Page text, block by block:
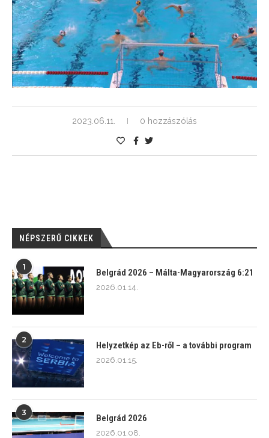
2023.06.11. 0 hozzászólás
NÉPSZERŰ CIKKEK
1
Belgrád 2026 – Málta-Magyarország 6:21
2026.01.14.
2
Helyzetkép az Eb-ről – a további program
2026.01.15.
3
Belgrád 2026
2026.01.08.